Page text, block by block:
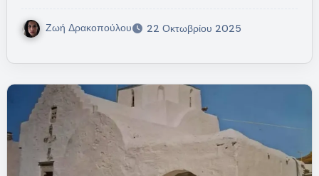
Ζωή Δρακοπούλου 22 Οκτωβρίου 2025